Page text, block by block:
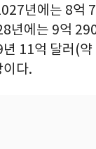
년에는 8억
년에는 9억
11억 달러(
이다.